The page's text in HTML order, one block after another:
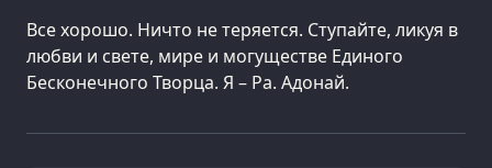
Все хорошо. Ничто не теряется. Ступайте, ликуя в
любви и свете, мире и могуществе Единого
Бесконечного Творца. Я – Ра. Адонай.